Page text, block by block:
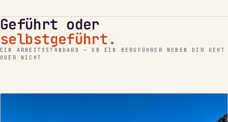
◆
◆
Geführt oder
selbstgeführt.
EIN ARBEITSSTANDARD — OB EIN BERGFÜHRER NEBEN DIR GEHT
ODER NICHT